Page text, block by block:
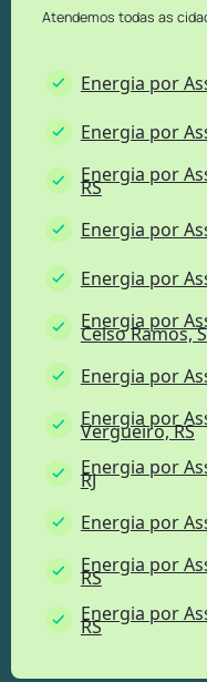
Atendemos todas as
Energia por
Energia por
Energia por
RS
Energia por
Energia por
Energia por
Celso Ramos,
Energia por
Energia por
Vergueiro, RS
Energia por
RJ
Energia por
Energia por
RS
Energia por
RS